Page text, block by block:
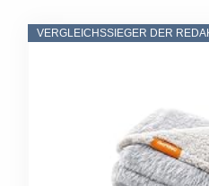
VERGLEICHSSIEGER DER